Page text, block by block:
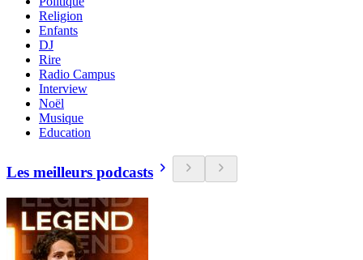
Religion
Enfants
DJ
Rire
Radio Campus
Interview
Noël
Musique
Education
Les meilleurs podcasts